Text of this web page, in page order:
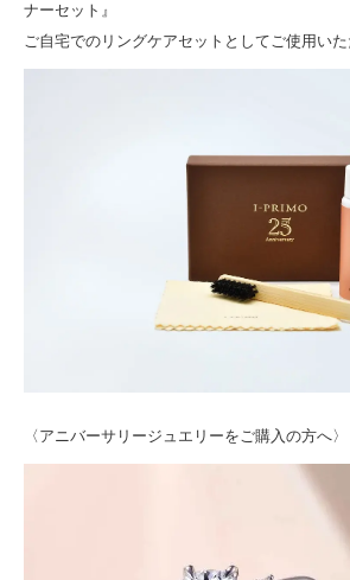
ナーセット』
ご自宅でのリングケアセットとしてご使用いた
〈アニバーサリージュエリーをご購入の方へ